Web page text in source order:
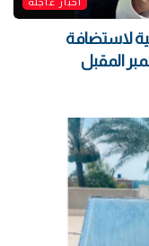
لاستضافة
المقبل